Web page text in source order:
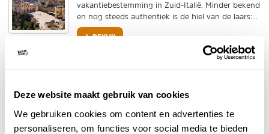
Deze website maakt gebruik van cookies
We gebruiken cookies om content en advertenties te
personaliseren, om functies voor social media te bieden
vakantiebestemming in Zuid-Italië. Minder bekend
en nog steeds authentiek is de hiel van de laars:...
BEKIJK
natuur. Met de auto is het best ver rijden...
BEKIJK